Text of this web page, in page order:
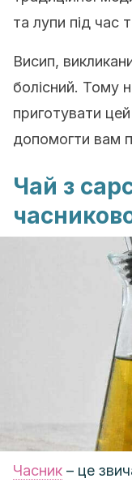
та лупи під час
Висип,
болісний. Тому
приготувати
допомогти вам
Чай з
Часник – це